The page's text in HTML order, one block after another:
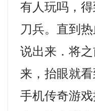
有人玩吗，
刀兵。直到
说出来．将
来，抬眼就
手机传奇游